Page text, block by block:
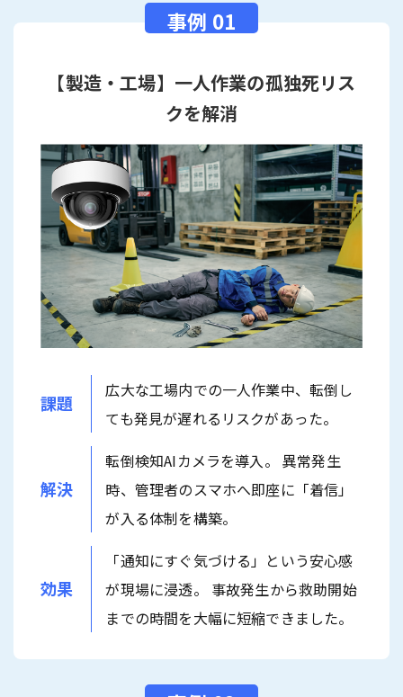
【製造・工場】一人作業の孤独死リス
クを解消
課題
広大な工場内での一人作業中、転倒し
ても発見が遅れるリスクがあった。
解決
転倒検知AIカメラを導入。 異常発生
時、管理者のスマホへ即座に「着信」
が入る体制を構築。
効果
「通知にすぐ気づける」という安心感
が現場に浸透。 事故発生から救助開始
までの時間を大幅に短縮できました。